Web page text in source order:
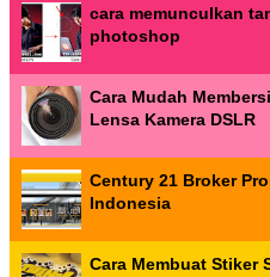
cara memunculkan
photoshop
Cara Mudah
Lensa Kamera DSLR
Century 21 Broker
Indonesia
Cara Membuat Stiker